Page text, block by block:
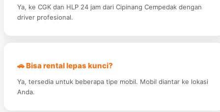
Ya, ke CGK dan HLP 24 jam dari Cipinang Cempedak dengan
driver profesional.
🚗 Bisa rental lepas kunci?
Ya, tersedia untuk beberapa tipe mobil. Mobil diantar ke lokasi
Anda.